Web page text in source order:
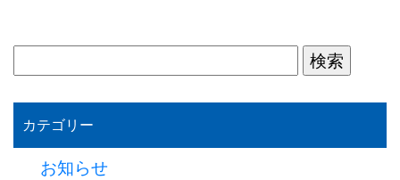
索:
カテゴリー
お知らせ